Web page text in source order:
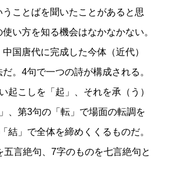
うことばを聞いたことがあると思
い方を知る機会はなかなかない。
中国唐代に完成した今体（近代）
。4句で一つの詩が構成される。
起こしを「起」、それを承（う）
、第3句の「転」で場面の転調を
結」で全体を締めくくるものだ。
五言絶句、7字のものを七言絶句と